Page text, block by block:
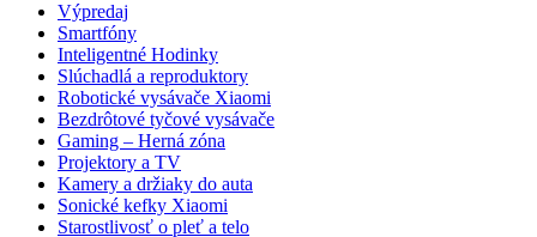
Výpredaj
Smartfóny
Inteligentné Hodinky
Slúchadlá a reproduktory
Robotické vysávače Xiaomi
Bezdrôtové tyčové vysávače
Gaming – Herná zóna
Projektory a TV
Kamery a držiaky do auta
Sonické kefky Xiaomi
Starostlivosť o pleť a telo